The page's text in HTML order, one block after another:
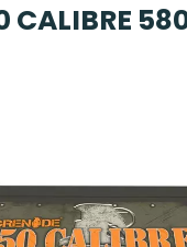
CALIBRE